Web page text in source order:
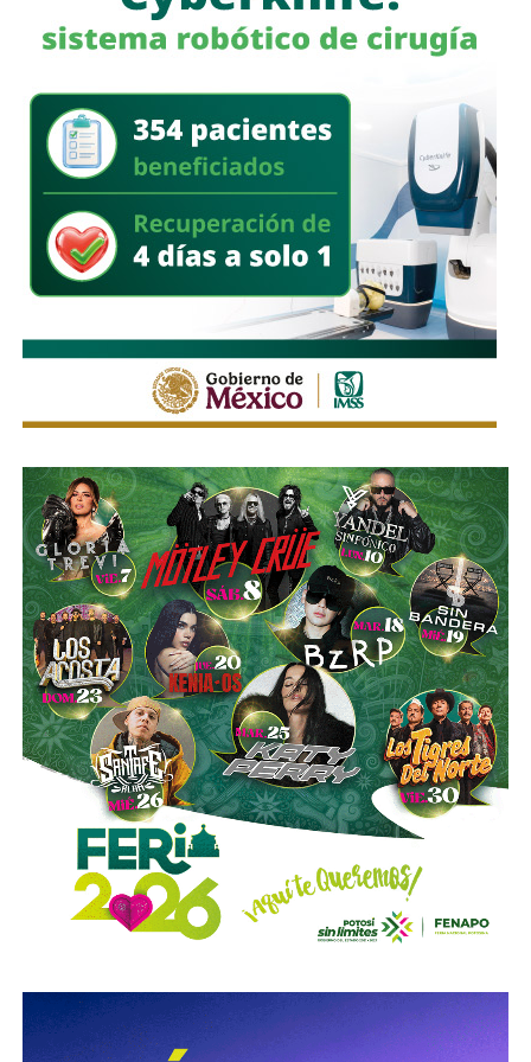
ciudadanía a denunciar conductas irregulares de cualquier
corporación policial y habló de una “apertura total” de la
La fiscal señaló que, al momento de su declaración, no
había tenido contacto conVilla Gutiérrez ni con elalcalde
Enrique Galindo Ceballos
También lee:
Fiscalía indaga a policías municipales en
punto de venta de drogas